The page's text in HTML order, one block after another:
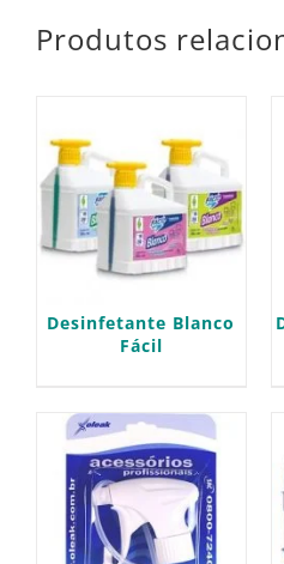
Produtos
Desinfetante Blanco
Fácil